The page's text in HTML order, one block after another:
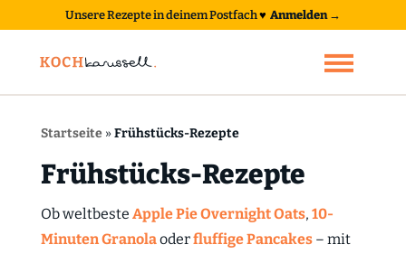
Unsere Rezepte in deinem Postfach♥ Anmelden →
Startseite»Frühstücks-Rezepte
Frühstücks-Rezepte
Ob weltbeste Apple Pie Overnight Oats, 10-
Minuten Granolaoderfluffige Pancakes– mit